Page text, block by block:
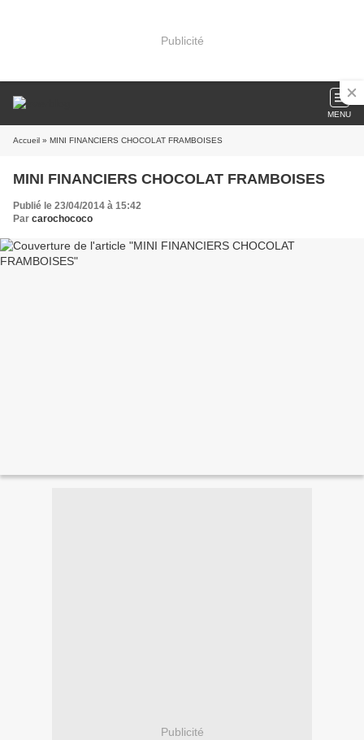
Publicité
MENU
Accueil » MINI FINANCIERS CHOCOLAT FRAMBOISES
MINI FINANCIERS CHOCOLAT FRAMBOISES
Publié le 23/04/2014 à 15:42
Par carochococo
Publicité